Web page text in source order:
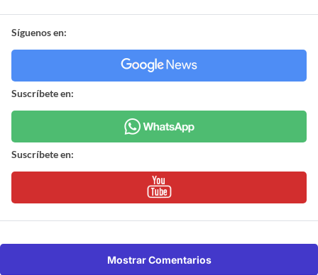
Síguenos en:
Suscríbete en:
Suscríbete en:
Mostrar Comentarios